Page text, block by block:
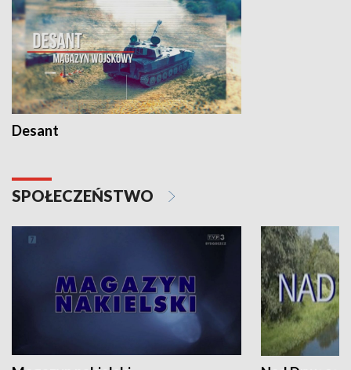
Desant
SPOŁECZEŃSTWO